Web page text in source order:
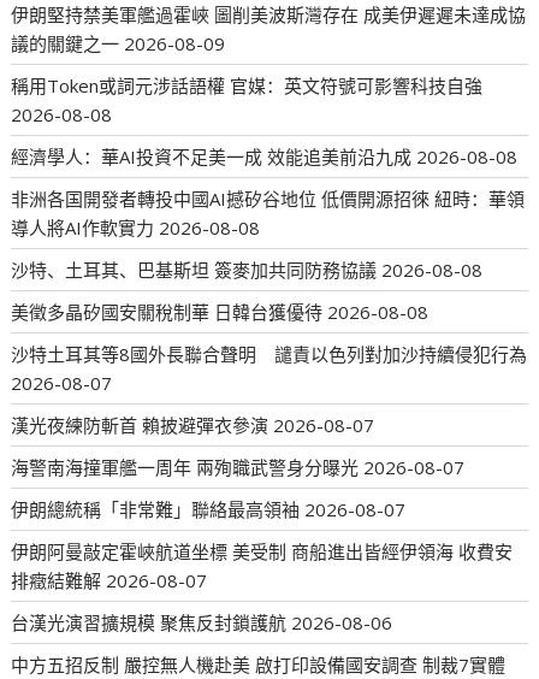
伊朗堅持禁美軍艦過霍峽 圖削美波斯灣存在 成美伊遲遲未達成協
議的關鍵之一 2026-08-09
稱用Token或詞元涉話語權 官媒：英文符號可影響科技自強
2026-08-08
經濟學人：華AI投資不足美一成 效能追美前沿九成 2026-08-08
非洲各国開發者轉投中國AI撼矽谷地位 低價開源招徠 紐時：華領
導人將AI作軟實力 2026-08-08
沙特、土耳其、巴基斯坦 簽麥加共同防務協議 2026-08-08
美徵多晶矽國安關稅制華 日韓台獲優待 2026-08-08
沙特土耳其等8國外長聯合聲明 譴責以色列對加沙持續侵犯行為
2026-08-07
漢光夜練防斬首 賴披避彈衣參演 2026-08-07
海警南海撞軍艦一周年 兩殉職武警身分曝光 2026-08-07
伊朗總統稱「非常難」聯絡最高領袖 2026-08-07
伊朗阿曼敲定霍峽航道坐標 美受制 商船進出皆經伊領海 收費安
排癥結難解 2026-08-07
台漢光演習擴規模 聚焦反封鎖護航 2026-08-06
中方五招反制 嚴控無人機赴美 啟打印設備國安調查 制裁7實體